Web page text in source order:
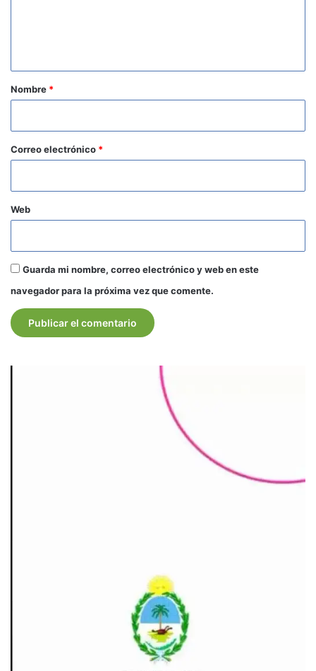
r
*
Nombre *
Correo electrónico *
Web
Guarda mi nombre, correo electrónico y web en este
navegador para la próxima vez que comente.